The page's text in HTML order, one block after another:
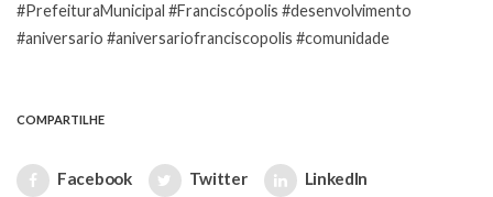
#PrefeituraMunicipal #Franciscópolis #desenvolvimento
#aniversario #aniversariofranciscopolis #comunidade
COMPARTILHE
Facebook Twitter LinkedIn